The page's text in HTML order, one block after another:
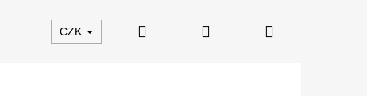
CZK Hledat PřihlášeníNákupní